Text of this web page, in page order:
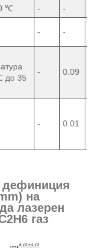
℃ - -
- -
до 35
- 0.09
- 0.01
дефиниция
на
лазерен
газ